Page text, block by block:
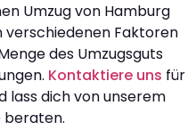
Umzug von Hamburg
Faktoren
des Umzugsguts
Kontaktiere uns für
lass dich von unserem
beraten.